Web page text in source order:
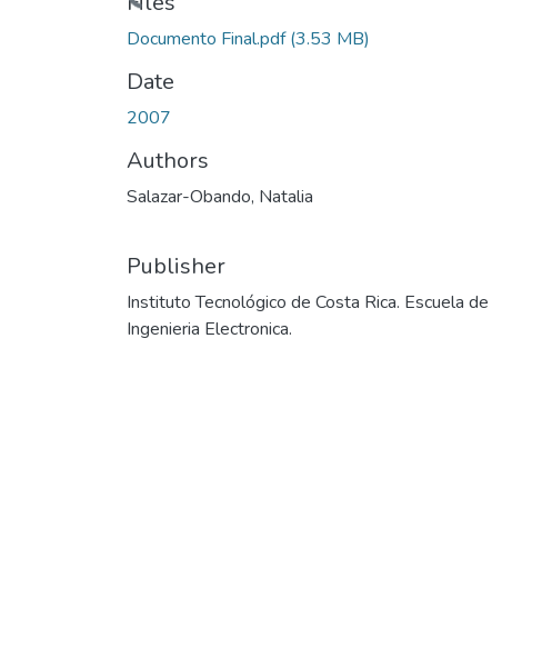
Documento Final.pdf(3.53 MB)
Date
2007
Authors
Salazar-Obando, Natalia
Publisher
Instituto Tecnológico de Costa Rica. Escuela de
Ingenieria Electronica.